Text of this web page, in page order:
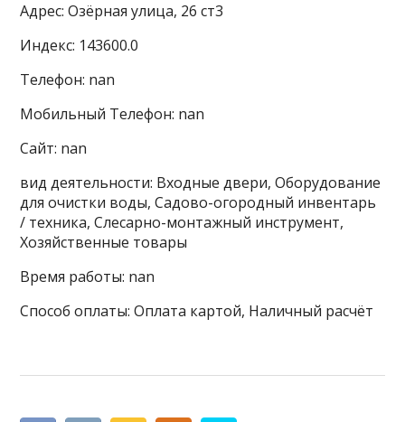
Адрес: Озёрная улица, 26 ст3
Индекс: 143600.0
Телефон: nan
Мобильный Телефон: nan
Сайт: nan
вид деятельности: Входные двери, Оборудование
для очистки воды, Садово-огородный инвентарь
/ техника, Слесарно-монтажный инструмент,
Хозяйственные товары
Время работы: nan
Способ оплаты: Оплата картой, Наличный расчёт